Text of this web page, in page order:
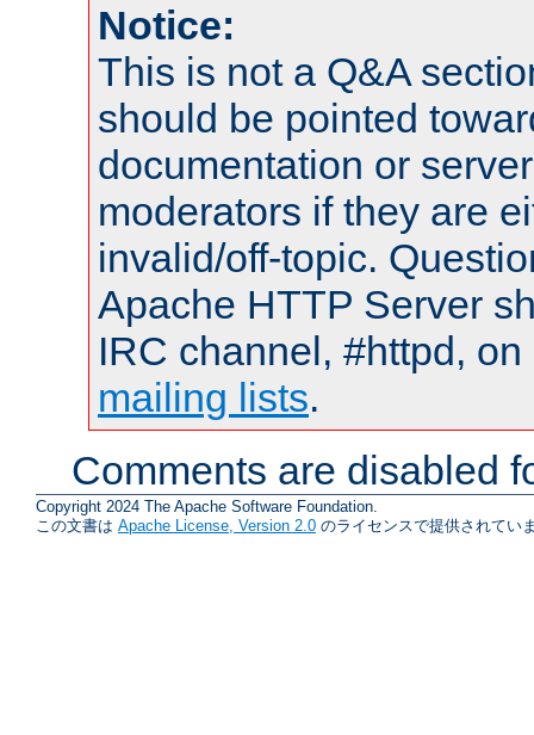
Notice:
This is not a Q&A
should be pointed
documentation or
moderators if they are
invalid/off-topic.
Apache HTTP Server
IRC channel, #httpd,
mailing lists.
Comments are disabled
Copyright 2024 The Apache Software Foundation.
この文書は Apache License, Version 2.0 のライセンスで提供されてい